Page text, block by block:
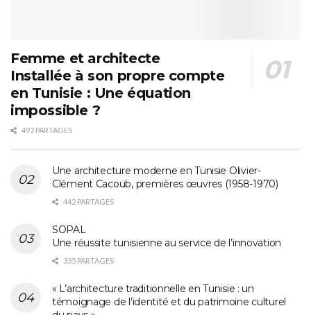
Femme et architecte
Installée à son propre compte
en Tunisie : Une équation
impossible ?
492 PARTAGES
Une architecture moderne en Tunisie Olivier-
Clément Cacoub, premières œuvres (1958-1970)
442 PARTAGES
SOPAL
Une réussite tunisienne au service de l’innovation
335 PARTAGES
« L’architecture traditionnelle en Tunisie : un
témoignage de l’identité et du patrimoine culturel